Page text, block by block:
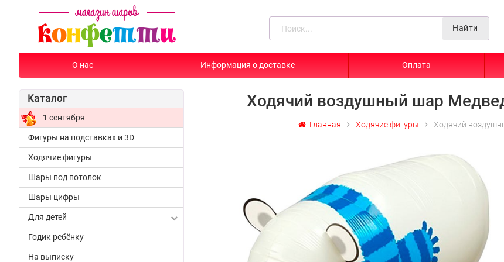
Найти
О нас Информация о доставке Оплата
Каталог
1 сентября
Фигуры на подставках и 3D
Ходячие фигуры
Шары под потолок
Шары цифры
Для детей
Годик ребёнку
На выписку
Ходячий воздушный шар
Главная Ходячие фигуры Ходячий